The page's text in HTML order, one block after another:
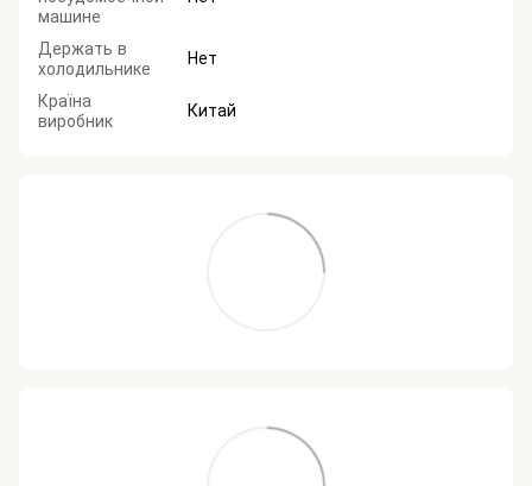
машине
Держать в
холодильнике
Нет
Країна
виробник
Китай